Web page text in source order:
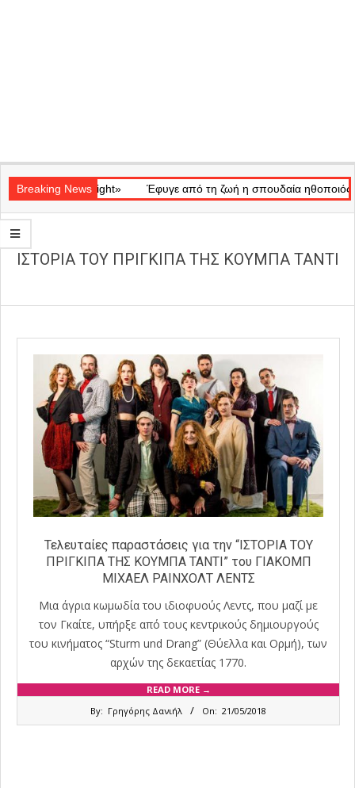
Navigation
Menu
Breaking News
«Ray of Light» Έφυγε από τη ζωή η σπουδαία ηθοποιός
ΙΣΤΟΡΙΑ ΤΟΥ ΠΡΙΓΚΙΠΑ ΤΗΣ ΚΟΥΜΠΑ ΤΑΝΤΙ
Τελευταίες παραστάσεις για την “ΙΣΤΟΡΙΑ ΤΟΥ
ΠΡΙΓΚΙΠΑ ΤΗΣ ΚΟΥΜΠΑ ΤΑΝΤΙ” του ΓΙΑΚΟΜΠ
ΜΙΧΑΕΛ ΡΑΙΝΧΟΛΤ ΛΕΝΤΣ
Μια άγρια κωμωδία του ιδιοφυούς Λεντς, που μαζί με
τον Γκαίτε, υπήρξε από τους κεντρικούς δημιουργούς
του κινήματος “Sturm und Drang” (Θύελλα και Ορμή), των
αρχών της δεκαετίας 1770.
READ MORE →
By: Γρηγόρης Δανιήλ On: 21/05/2018